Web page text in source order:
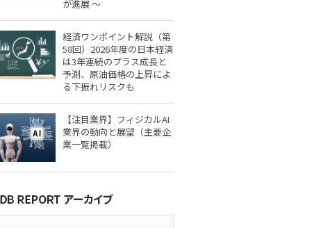
が進展 ～
経済ワンポイント解説（第
58回）2026年度の日本経済
は3年連続のプラス成長と
予測、原油価格の上昇によ
る下振れリスクも
【注目業界】フィジカルAI
業界の動向と展望（主要企
業一覧掲載）